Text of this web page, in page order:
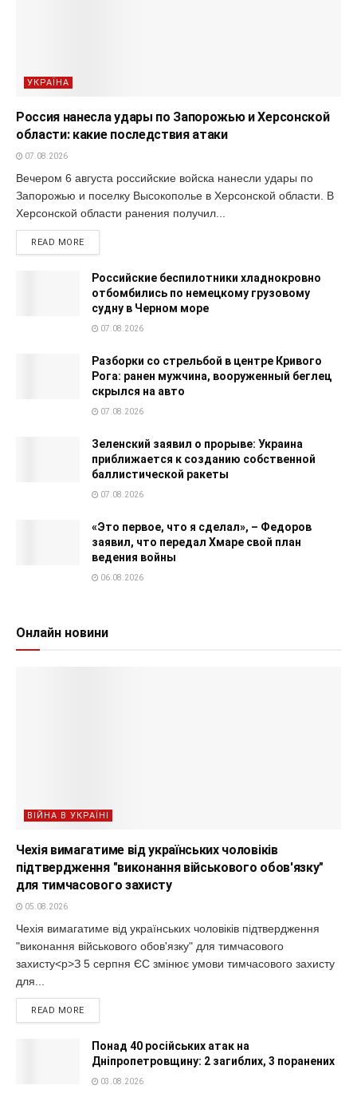
УКРАЇНА
Россия нанесла удары по Запорожью и Херсонской
области: какие последствия атаки
07.08.2026
Вечером 6 августа российские войска нанесли удары по
Запорожью и поселку Высокополье в Херсонской области. В
Херсонской области ранения получил...
READ MORE
Российские беспилотники хладнокровно
отбомбились по немецкому грузовому
судну в Черном море
07.08.2026
Разборки со стрельбой в центре Кривого
Рога: ранен мужчина, вооруженный беглец
скрылся на авто
07.08.2026
Зеленский заявил о прорыве: Украина
приближается к созданию собственной
баллистической ракеты
07.08.2026
«Это первое, что я сделал», – Федоров
заявил, что передал Хмаре свой план
ведения войны
06.08.2026
Онлайн новини
ВІЙНА В УКРАЇНІ
Чехія вимагатиме від українських чоловіків
підтвердження "виконання військового обов'язку"
для тимчасового захисту
05.08.2026
Чехія вимагатиме від українських чоловіків підтвердження
"виконання військового обов'язку" для тимчасового
захисту<p>З 5 серпня ЄС змінює умови тимчасового захисту
для...
READ MORE
Понад 40 російських атак на
Дніпропетровщину: 2 загиблих, 3 поранених
03.08.2026